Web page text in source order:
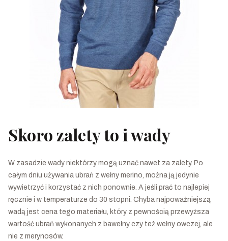
Skoro zalety to i wady
W zasadzie wady niektórzy mogą uznać nawet za zalety. Po
całym dniu używania ubrań z wełny merino, można ją jedynie
wywietrzyć i korzystać z nich ponownie. A jeśli prać to najlepiej
ręcznie i w temperaturze do 30 stopni. Chyba najpoważniejszą
wadą jest cena tego materiału, który z pewnością przewyższa
wartość ubrań wykonanych z bawełny czy też wełny owczej, ale
nie z merynosów.